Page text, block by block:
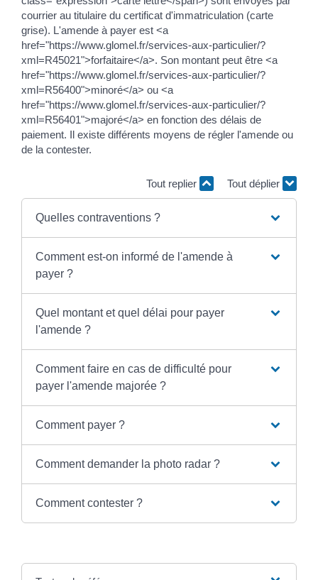
courrier au titulaire du certificat d'immatriculation (carte
grise). L'amende à payer est <a
href="https://www.glomel.fr/services-aux-particulier/?
xml=R45021">forfaitaire</a>. Son montant peut être <a
href="https://www.glomel.fr/services-aux-particulier/?
xml=R56400">minoré</a> ou <a
href="https://www.glomel.fr/services-aux-particulier/?
xml=R56401">majoré</a> en fonction des délais de
paiement. Il existe différents moyens de régler l'amende ou
de la contester.
Tout replier Tout déplier
Quelles contraventions ?
Comment est-on informé de l'amende à
payer ?
Quel montant et quel délai pour payer
l'amende ?
Comment faire en cas de difficulté pour
payer l'amende majorée ?
Comment payer ?
Comment demander la photo radar ?
Comment contester ?